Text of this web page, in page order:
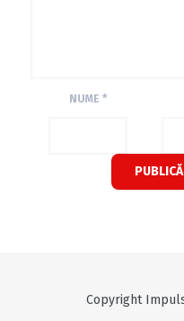
NUME *
Copyright